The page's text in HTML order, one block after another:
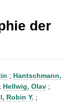
der
; Hantschmann,
; Hellwig, Olav ;
Robin Y. ;